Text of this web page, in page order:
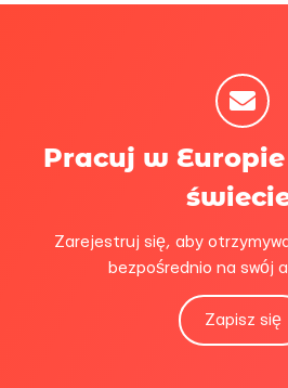
Pracuj w
Zarejestruj się, aby
bezpośrednio na swój
Zapisz się